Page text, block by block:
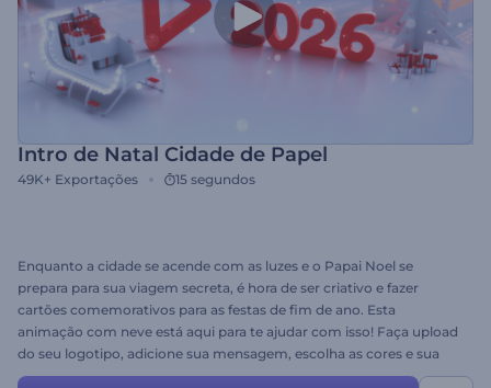
Intro de Natal Cidade de Papel
49K+ Exportações 15 segundos
Enquanto a cidade se acende com as luzes e o Papai Noel se
prepara para sua viagem secreta, é hora de ser criativo e fazer
cartões comemorativos para as festas de fim de ano. Esta
animação com neve está aqui para te ajudar com isso! Faça upload
do seu logotipo, adicione sua mensagem, escolha as cores e sua
introdução personalizada de Natal estará pronta. Crie sua própria